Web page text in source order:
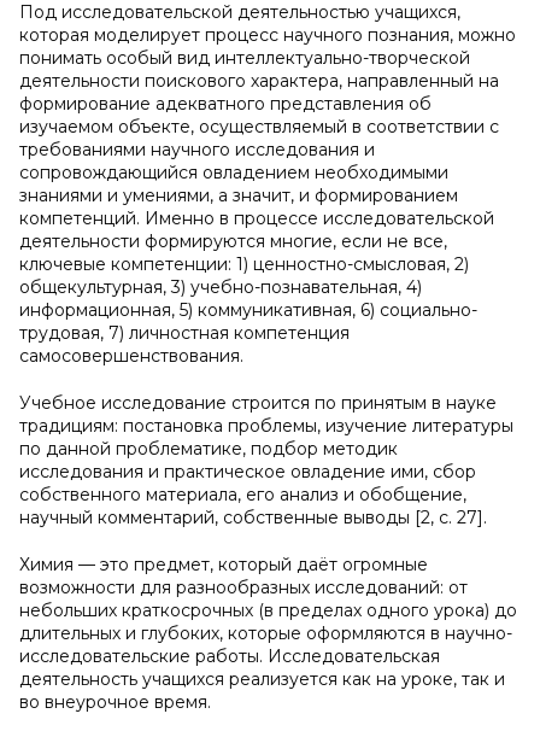
Под исследовательской деятельностью учащихся,
которая моделирует процесс научного познания, можно
понимать особый вид интеллектуально-творческой
деятельности поискового характера, направленный на
формирование адекватного представления об
изучаемом объекте, осуществляемый в соответствии с
требованиями научного исследования и
сопровождающийся овладением необходимыми
знаниями и умениями, а значит, и формированием
компетенций. Именно в процессе исследовательской
деятельности формируются многие, если не все,
ключевые компетенции: 1) ценностно-смысловая, 2)
общекультурная, 3) учебно-познавательная, 4)
информационная, 5) коммуникативная, 6) социально-
трудовая, 7) личностная компетенция
самосовершенствования.
Учебное исследование строится по принятым в науке
традициям: постановка проблемы, изучение литературы
по данной проблематике, подбор методик
исследования и практическое овладение ими, сбор
собственного материала, его анализ и обобщение,
научный комментарий, собственные выводы [2, c. 27].
Химия — это предмет, который даёт огромные
возможности для разнообразных исследований: от
небольших краткосрочных (в пределах одного урока) до
длительных и глубоких, которые оформляются в научно-
исследовательские работы. Исследовательская
деятельность учащихся реализуется как на уроке, так и
во внеурочное время.